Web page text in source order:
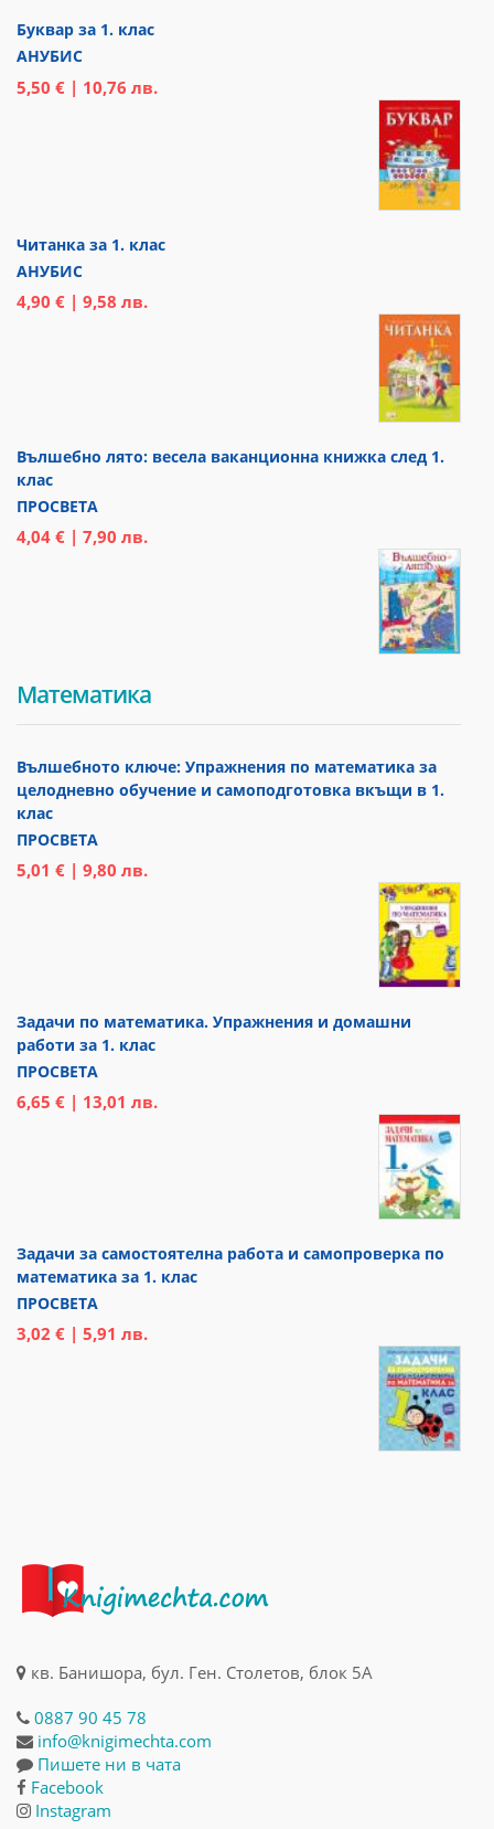
Буквар за 1. клас
АНУБИС
5,50 € | 10,76 лв.
Читанка за 1. клас
АНУБИС
4,90 € | 9,58 лв.
Вълшебно лято: весела ваканционна книжка след 1.
клас
ПРОСВЕТА
4,04 € | 7,90 лв.
Математика
Вълшебното ключе: Упражнения по математика за
целодневно обучение и самоподготовка вкъщи в 1.
клас
ПРОСВЕТА
5,01 € | 9,80 лв.
Задачи по математика. Упражнения и домашни
работи за 1. клас
ПРОСВЕТА
6,65 € | 13,01 лв.
Задачи за самостоятелна работа и самопроверка по
математика за 1. клас
ПРОСВЕТА
3,02 € | 5,91 лв.
кв. Банишора, бул. Ген. Столетов, блок 5А
0887 90 45 78
info@knigimechta.com
Пишете ни в чата
Facebook
Instagram